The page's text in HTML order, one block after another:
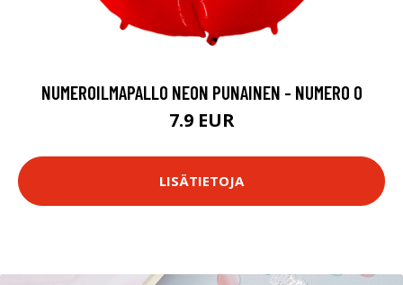
NUMEROILMAPALLO NEON PUNAINEN - NUMERO 0
7.9 EUR
LISÄTIETOJA